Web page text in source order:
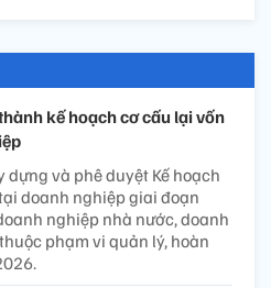
kế hoạch cơ cấu lại vốn
dựng và phê duyệt Kế hoạch
doanh nghiệp giai đoạn
nghiệp nhà nước, doanh
phạm vi quản lý, hoàn